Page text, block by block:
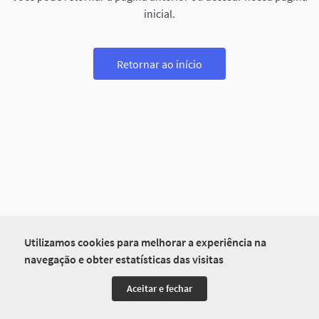
Utilizamos cookies para melhorar a experiência na
navegação e obter estatísticas das visitas
Aceitar e fechar
inicial.
Retornar ao início